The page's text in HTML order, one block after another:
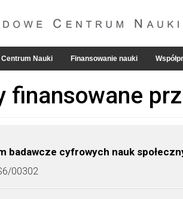
Nauki Finansowanie nauki
finansowane
badawcze cyfrowych nauk
00302